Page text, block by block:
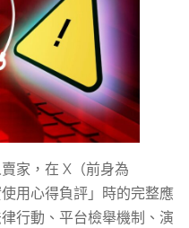
家，在 X（前身為
用心得負評」時的完整應
行動、平台檢舉機制、演